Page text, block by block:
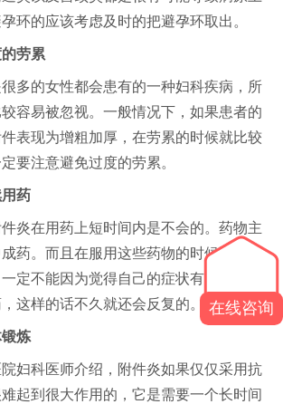
环的应该考虑及时的把避孕环取出。
劳累
的女性都会患有的一种妇科疾病，所
容易被忽视。一般情况下，如果患者的
表现为增粗加厚，在劳累的时候就比较
要注意避免过度的劳累。
药
在用药上短时间内是不会的。药物主
药。而且在服用这些药物的时候要注意
定不能因为觉得自己的症状有了一定的
这样的话不久就还会反复的。
炼
科医师介绍，附件炎如果仅仅采用抗
起到很大作用的，它是需要一个长时间
在线咨询